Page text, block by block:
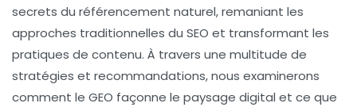
secrets du référencement naturel, remaniant les
approches traditionnelles du SEO et transformant les
pratiques de contenu. À travers une multitude de
stratégies et recommandations, nous examinerons
comment le GEO façonne le paysage digital et ce que